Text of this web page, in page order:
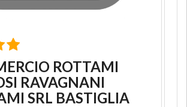
ROTTAMI
RAVAGNANI
SRL BASTIGLIA